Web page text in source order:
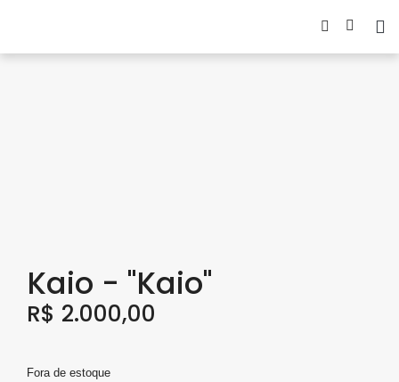
Kaio - "Kaio"
R$ 2.000,00
Fora de estoque